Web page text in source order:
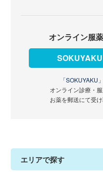
オンライン服
「SOKUYAKU」
オンライン診療・
お薬を郵送にて受
エリアで探す